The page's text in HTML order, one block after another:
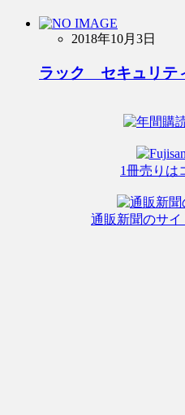
2018年10月3日
ラック セキュリテ
1冊売りは
通販新聞のサ